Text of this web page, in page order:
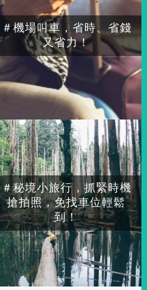
＃秘境小旅行，抓緊時機
搶拍照，免找車位輕鬆
到！
＃機場叫車，省時、省錢
又省力！